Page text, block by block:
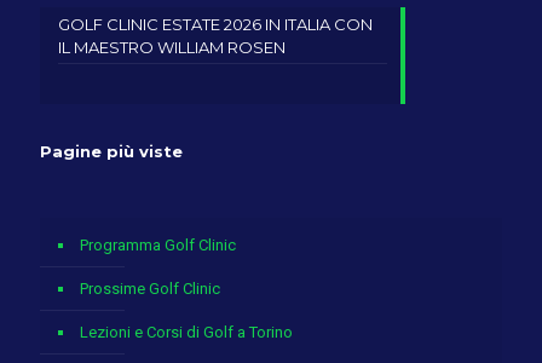
GOLF CLINIC ESTATE 2026 IN ITALIA CON
IL MAESTRO WILLIAM ROSEN
Pagine più viste
Programma Golf Clinic
Prossime Golf Clinic
Lezioni e Corsi di Golf a Torino